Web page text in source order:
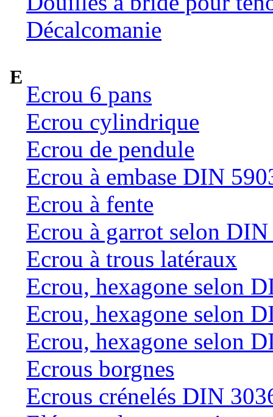
Décalcomanie
E
Ecrou 6 pans
Ecrou cylindrique
Ecrou de pendule
Ecrou à embase DIN
Ecrou à fente
Ecrou à garrot selon
Ecrou à trous latéraux
Ecrou, hexagone selon
Ecrou, hexagone selon
Ecrou, hexagone selon
Ecrous borgnes
Ecrous crénelés DIN